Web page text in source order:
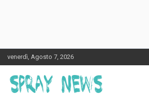
to
content
venerdì, Agosto 7, 2026